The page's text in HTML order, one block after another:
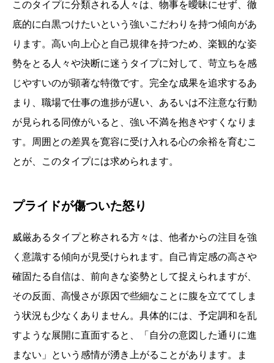
このタイプに分類される人々は、物事を曖昧にせず、徹
底的に白黒つけたいという強いこだわりを持つ傾向があ
ります。高い向上心と自己規律を持つため、楽観的な姿
勢をとる人々や決断に迷うタイプに対して、苛立ちを感
じやすいのが顕著な特徴です。完全な成果を追求するあ
まり、職場で仕事の進捗が遅い、あるいは不注意な行動
が見られる同僚がいると、強い不満を抱きやすくなりま
す。周囲との差異を寛容に受け入れる心の余裕を育むこ
とが、このタイプには求められます。
プライドが傷ついた怒り
威厳あるタイプと称される方々は、他者からの注目を強
く意識する傾向が見受けられます。自己肯定感の高さや
確固たる自信は、前向きな姿勢として捉えられますが、
その反面、高慢さが原因で些細なことに腹を立ててしま
う状況も少なくありません。具体的には、予定調和を乱
すような展開に直面すると、「自分の意図した通りに進
まない」という感情が湧き上がることがあります。ま